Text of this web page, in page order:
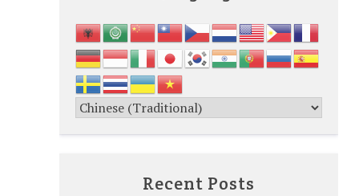
Recent Posts